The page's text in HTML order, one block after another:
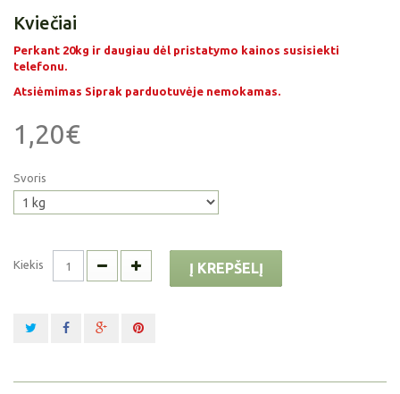
Kviečiai
Perkant 20kg ir daugiau dėl pristatymo kainos susisiekti
telefonu.
Atsiėmimas Siprak parduotuvėje nemokamas.
1,20€
Svoris
Kiekis Į KREPŠELĮ